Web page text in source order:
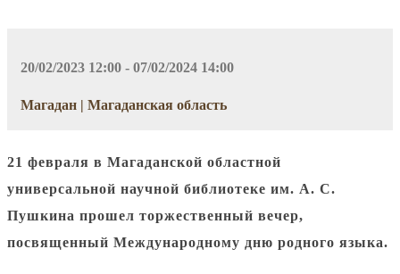
20/02/2023 12:00 - 07/02/2024 14:00
Магадан | Магаданская область
21 февраля в Магаданской областной
универсальной научной библиотеке им. А. С.
Пушкина прошел торжественный вечер,
посвященный Международному дню родного языка.